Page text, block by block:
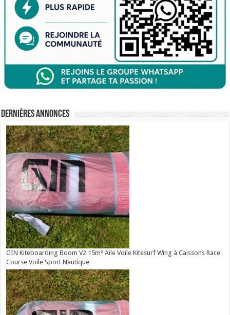
Dernières annonces
GIN Kiteboarding Boom V2 15m² Aile Voile Kitesurf Wing à Caissons Race
Course Voile Sport Nautique